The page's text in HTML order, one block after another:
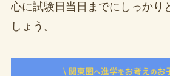
心に試験日当日までにしっかり
しょう。